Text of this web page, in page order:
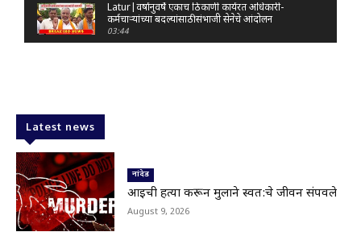
Latur|वर्षानुवर्षे एकाच ठिकाणी कार्यरत अधिकारी-
कर्मचाऱ्यांच्या बदल्यांसाठी संभाजी सेनेचे आंदोलन
03:44
Solapur| मोहोळमध्ये संजय राऊत यांच्या प्रतिमेला
दुग्धाभिषेक
01:19
Latur|नांदेड–बिदर महामार्गावरील सिमेंट रस्त्याला मोठ्या
भेगा; अपघाताचा धोका
00:59
Latest news
नांदेड
आईची हत्या करून मुलाने स्वत:चे जीवन संपवले
August 9, 2026